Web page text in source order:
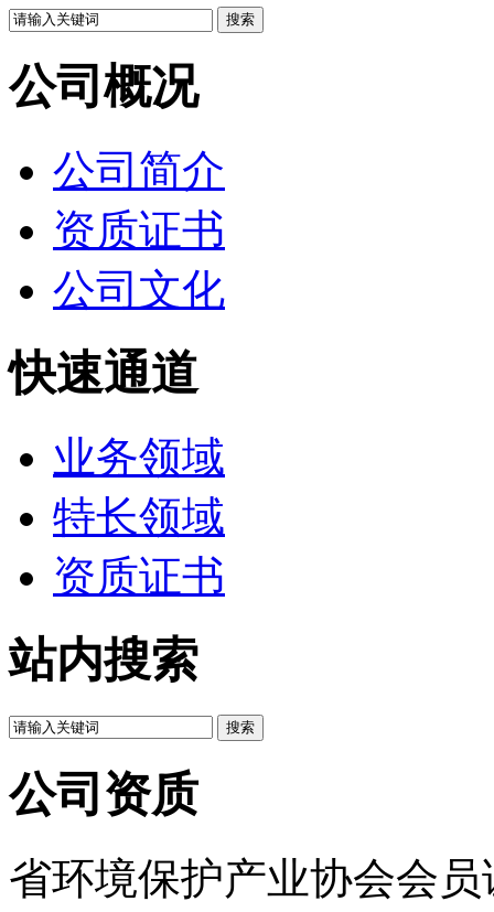
公司概况
公司简介
资质证书
公司文化
快速通道
业务领域
特长领域
资质证书
站内搜索
公司资质
省环境保护产业协会会员